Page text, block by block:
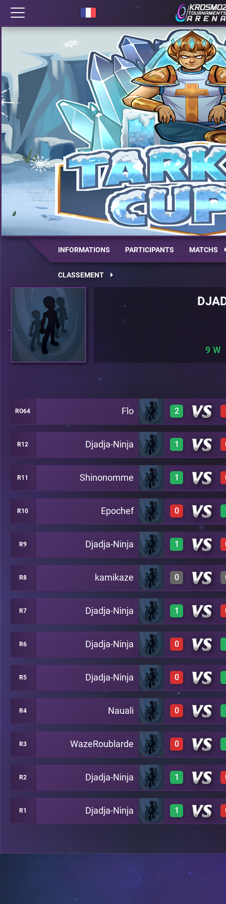
INFORMATIONS PARTICIPANTS MATCHS
CLASSEMENT
9
RO64 Flo 2
0 C26
1 C18
1 C19
R12 Djadja-Ninja 1
1 C19
R11 Shinonomme 1
1 C21
R10 Epochef 0
0 C18
R9 Djadja-Ninja 1
1 C29
R8 kamikaze 0
0 C28
R7 Djadja-Ninja 1
1 C24
R6 Djadja-Ninja 0
0 A23
R5 Djadja-Ninja 0
0 A22
R4 Nauali 0
0 A21
R3 WazeRoublarde 0
0 A20
R2 Djadja-Ninja 1
1 A19
R1 Djadja-Ninja 1